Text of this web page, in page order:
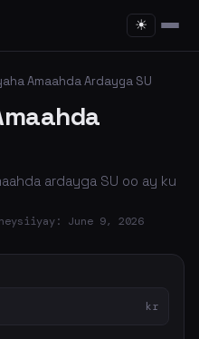
☀
Amaahda Ardayga SU
ardayga SU oo ay ku
June 9, 2026
kr